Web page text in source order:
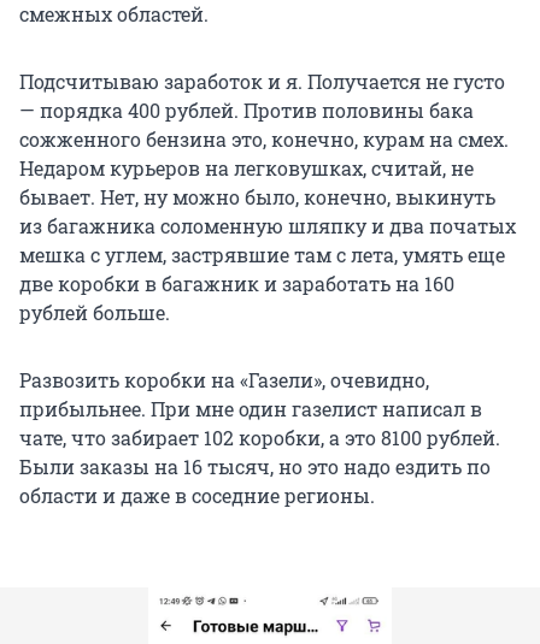
смежных областей.
Подсчитываю заработок и я. Получается не густо
— порядка 400 рублей. Против половины бака
сожженного бензина это, конечно, курам на смех.
Недаром курьеров на легковушках, считай, не
бывает. Нет, ну можно было, конечно, выкинуть
из багажника соломенную шляпку и два початых
мешка с углем, застрявшие там с лета, умять еще
две коробки в багажник и заработать на 160
рублей больше.
Развозить коробки на «Газели», очевидно,
прибыльнее. При мне один газелист написал в
чате, что забирает 102 коробки, а это 8100 рублей.
Были заказы на 16 тысяч, но это надо ездить по
области и даже в соседние регионы.